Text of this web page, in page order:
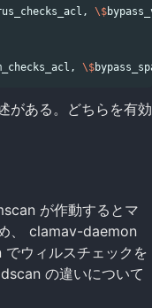
\$
\$
がある。どちらを有効
が作動するとマ
、 clamav-daemon
ウィルスチェックを
の違いについて